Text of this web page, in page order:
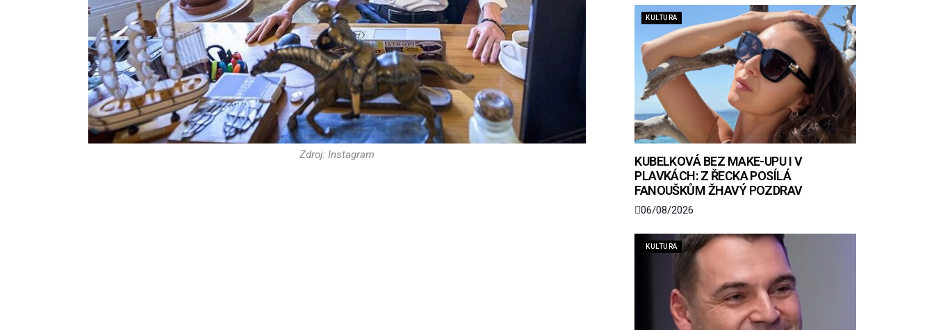
Zdroj: Instagram
KULTURA
KUBELKOVÁ BEZ MAKE-UPU I V
PLAVKÁCH: Z ŘECKA POSÍLÁ
FANOUŠKŮM ŽHAVÝ POZDRAV
06/08/2026
KULTURA